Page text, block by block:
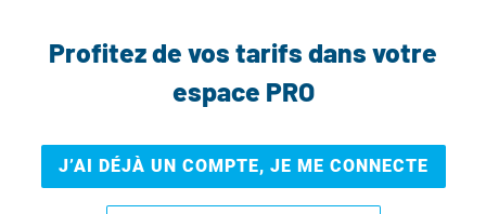
Profitez de vos tarifs dans votre
espace PRO
J’AI DÉJÀ UN COMPTE, JE ME CONNECTE